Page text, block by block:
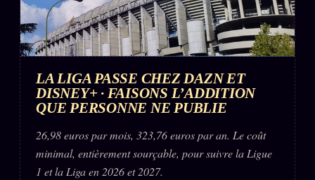
LA LIGA PASSE CHEZ DAZN ET
DISNEY+ · FAISONS L’ADDITION
QUE PERSONNE NE PUBLIE
26,98 euros par mois, 323,76 euros par an. Le coût
minimal, entièrement sourçable, pour suivre la Ligue
1 et la Liga en 2026 et 2027.